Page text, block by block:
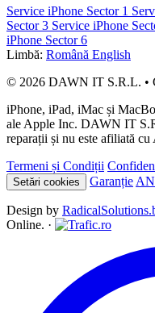
Service iPhone Sector 1
Sector 3 Service iPhone
iPhone Sector 6
Limbă: Română English
© 2026 DAWN IT S.R.L. •
iPhone, iPad, iMac și
ale Apple Inc. DAWN IT
reparații și nu este afiliată cu
Termeni și Condiții
Setări cookies Garanție
Design by
Online. ·